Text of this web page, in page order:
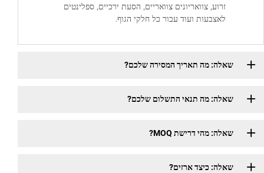
זרוע, צוואריונים צוואריים, הסעת ירכיים, ספלינטים
לאצבעות ועוד עבור כל חלקי הגוף.
שאלה: מה תאריך המסירה שלכם?
שאלה: מה תנאי התשלום שלכם?
שאלה: מהי דרישת MOQ?
שאלה: כיצד ארזים?